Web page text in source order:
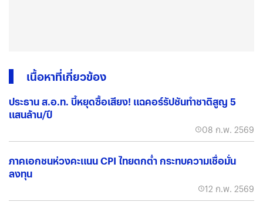
เนื้อหาที่เกี่ยวข้อง
ประธาน ส.อ.ท. บี้หยุดซื้อเสียง! แฉคอร์รัปชันทำชาติสูญ 5
แสนล้าน/ปี
08 ก.พ. 2569
ภาคเอกชนห่วงคะแนน CPI ไทยตกต่ำ กระทบความเชื่อมั่น
ลงทุน
12 ก.พ. 2569